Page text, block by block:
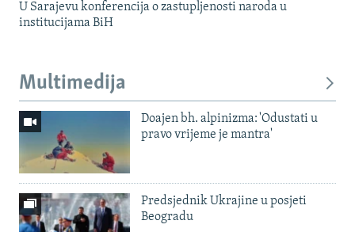
U Sarajevu konferencija o zastupljenosti naroda u
institucijama BiH
Multimedija
Doajen bh. alpinizma: 'Odustati u
pravo vrijeme je mantra'
Predsjednik Ukrajine u posjeti
Beogradu